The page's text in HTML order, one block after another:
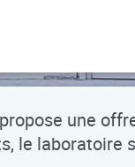
une
le laboratoire